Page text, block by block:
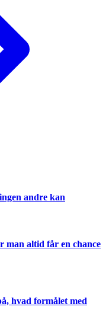
andre kan
man altid får en chance
hvad formålet med